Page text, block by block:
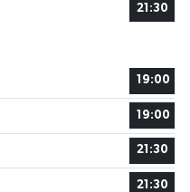
21:30
19:00
19:00
21:30
21:30